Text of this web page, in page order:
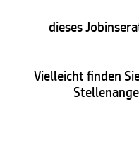
dieses
Vielleicht finden